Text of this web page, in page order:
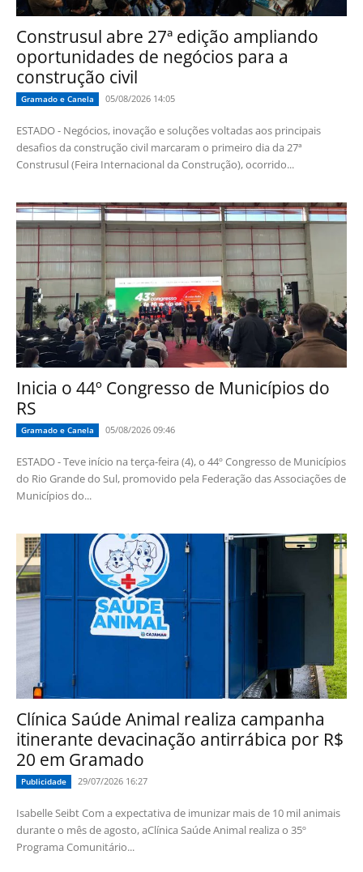
Construsul abre 27ª edição ampliando
oportunidades de negócios para a
construção civil
Gramado e Canela 05/08/2026 14:05
ESTADO - Negócios, inovação e soluções voltadas aos principais
desafios da construção civil marcaram o primeiro dia da 27ª
Construsul (Feira Internacional da Construção), ocorrido...
Inicia o 44º Congresso de Municípios do
RS
Gramado e Canela 05/08/2026 09:46
ESTADO - Teve início na terça-feira (4), o 44º Congresso de Municípios
do Rio Grande do Sul, promovido pela Federação das Associações de
Municípios do...
Clínica Saúde Animal realiza campanha
itinerante devacinação antirrábica por R$
20 em Gramado
Publicidade 29/07/2026 16:27
Isabelle Seibt Com a expectativa de imunizar mais de 10 mil animais
durante o mês de agosto, aClínica Saúde Animal realiza o 35º
Programa Comunitário...